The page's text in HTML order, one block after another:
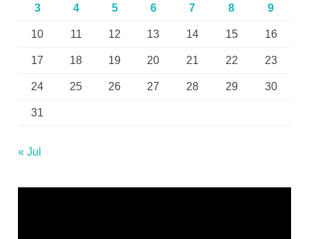
3 4 5 6 7 8 9
10 11 12 13 14 15 16
17 18 19 20 21 22 23
24 25 26 27 28 29 30
31
« Jul